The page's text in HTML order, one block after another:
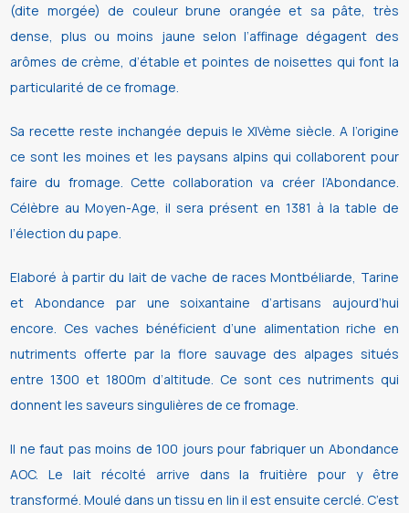
(dite morgée) de couleur brune orangée et sa pâte, très
dense, plus ou moins jaune selon l’affinage dégagent des
arômes de crème, d’étable et pointes de noisettes qui font la
particularité de ce fromage.
Sa recette reste inchangée depuis le XIVème siècle. A l’origine
ce sont les moines et les paysans alpins qui collaborent pour
faire du fromage. Cette collaboration va créer l’Abondance.
Célèbre au Moyen-Age, il sera présent en 1381 à la table de
l’élection du pape.
Elaboré à partir du lait de vache de races Montbéliarde, Tarine
et Abondance par une soixantaine d’artisans aujourd’hui
encore. Ces vaches bénéficient d’une alimentation riche en
nutriments offerte par la flore sauvage des alpages situés
entre 1300 et 1800m d’altitude. Ce sont ces nutriments qui
donnent les saveurs singulières de ce fromage.
Il ne faut pas moins de 100 jours pour fabriquer un Abondance
AOC. Le lait récolté arrive dans la fruitière pour y être
transformé. Moulé dans un tissu en lin il est ensuite cerclé. C’est